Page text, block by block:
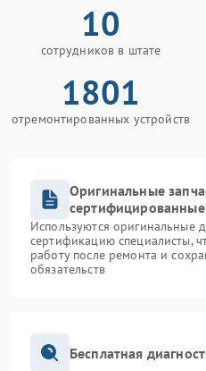
10
сотрудников в штате
1801
отремонтированных устройств
Оригинальные
Используются оригинальные
сертификацию специалисты,
работу после ремонта и
обязательств
Бесплатная